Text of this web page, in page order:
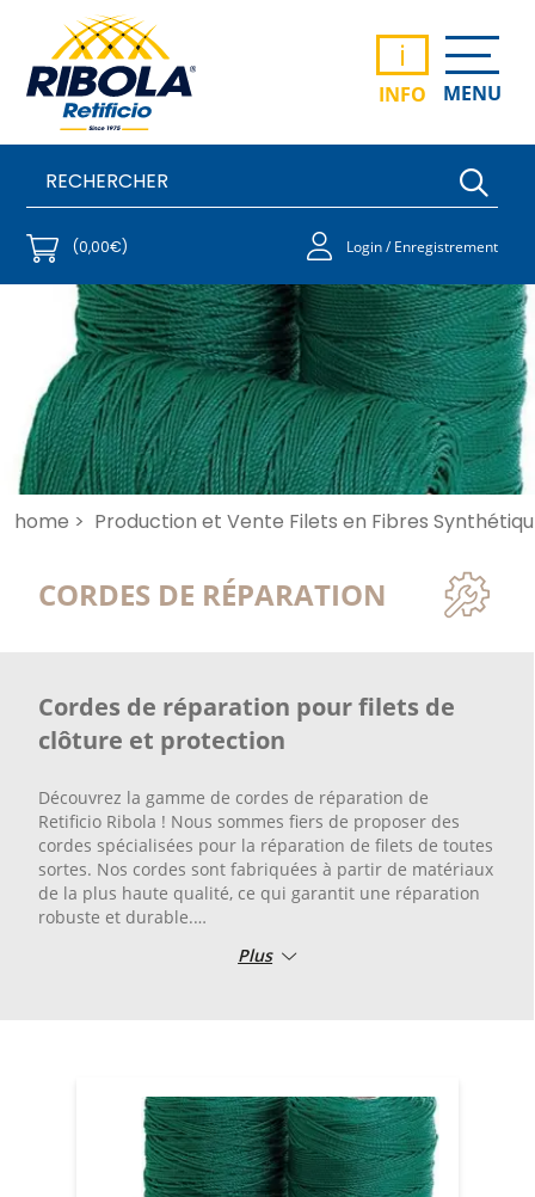
i
INFO MENU
(0,00€) Login / Enregistrement
home > Production et Vente Filets en Fibres
CORDES DE RÉPARATION
Cordes de réparation pour filets de
clôture et protection
Découvrez la gamme de cordes de réparation de
Retificio Ribola ! Nous sommes fiers de proposer des
cordes spécialisées pour la réparation de filets de toutes
sortes. Nos cordes sont fabriquées à partir de matériaux
de la plus haute qualité, ce qui garantit une réparation
robuste et durable.
Faites confiance à nos dizaines d’années d'expérience en
durable, selon vos besoins de réparation de filets.
Plus